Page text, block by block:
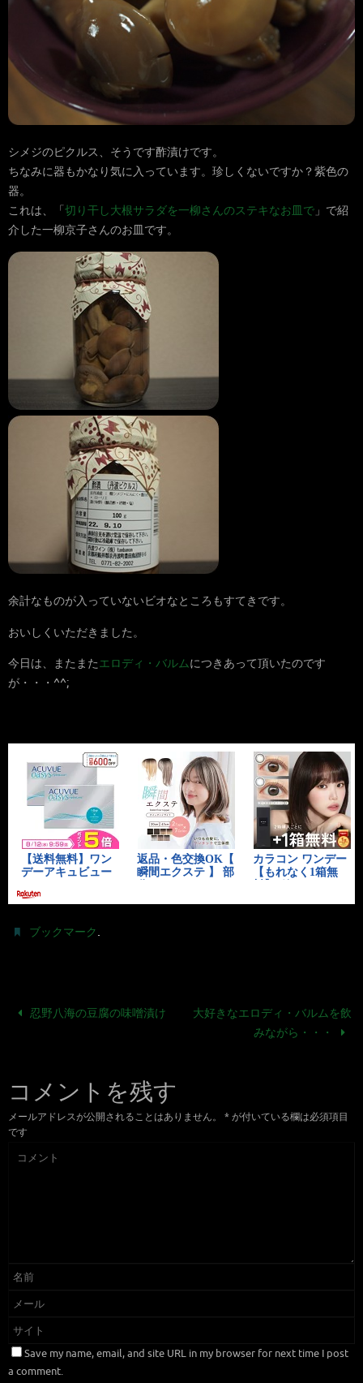
シメジのピクルス、そうです酢漬けです。
ちなみに器もかなり気に入っています。珍しくないですか？紫色の
器。
これは、「 切り干し大根サラダを一柳さんのステキなお皿で 」で紹
介した一柳京子さんのお皿です。
余計なものが入っていないビオなところもすてきです。
おいしくいただきました。
今日は、またまたエロディ・バルムにつきあって頂いたのです
が・・・^^;
ブックマーク.
忍野八海の豆腐の味噌漬け
大好きなエロディ・バルムを飲
みながら・・・
コメントを残す
メールアドレスが公開されることはありません。 * が付いている欄は必須項目
です
Save my name, email, and site URL in my browser for next time I post
a comment.